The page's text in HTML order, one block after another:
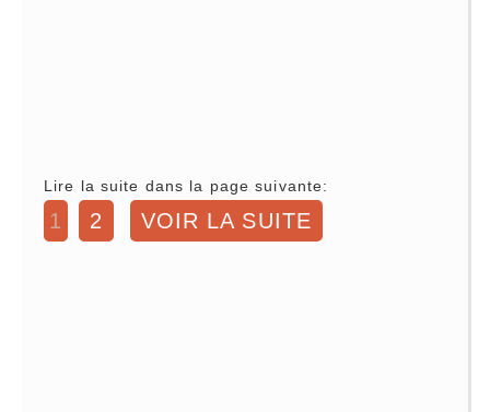
Lire la suite dans la page suivante:
1 2 VOIR LA SUITE